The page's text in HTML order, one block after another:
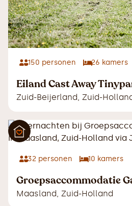
150 personen 26 kamers
Eiland Cast Away
Zuid-Beijerland, Zuid-
32 personen 10 kamers
Groepsaccommodatie
Maasland, Zuid-Holland